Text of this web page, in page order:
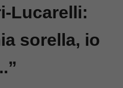
Lucarelli:
sorella, io